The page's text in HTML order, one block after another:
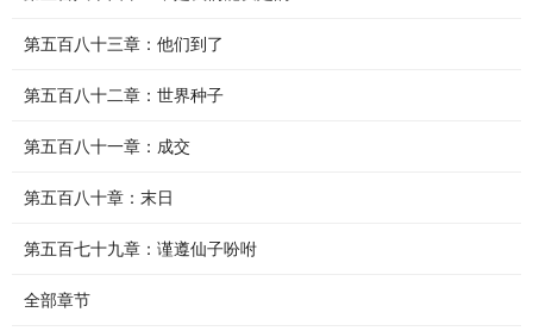
第五百八十三章：他们到了
第五百八十二章：世界种子
第五百八十一章：成交
第五百八十章：末日
第五百七十九章：谨遵仙子吩咐
全部章节